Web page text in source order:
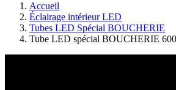
Accueil
Éclairage intérieur LED
Tubes LED Spécial BOUCHERIE
Tube LED spécial BOUCHERIE